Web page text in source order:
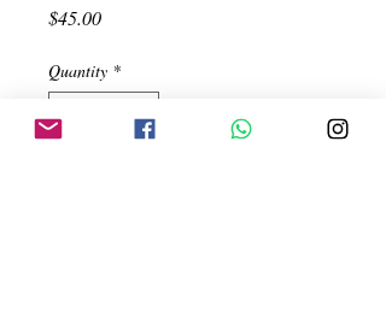
$45.00Price
Quantity *